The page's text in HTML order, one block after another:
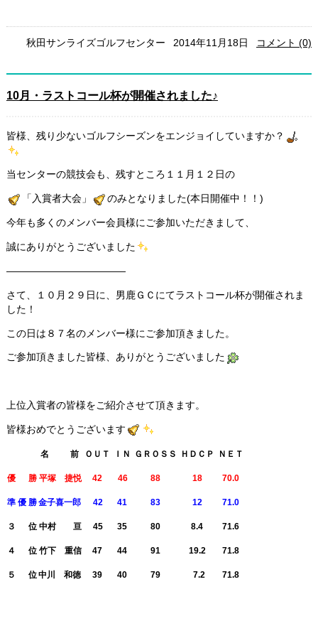
秋田サンライズゴルフセンター 2014年11月18日 コメント (0)
10月・ラストコール杯が開催されました♪
皆様、残り少ないゴルフシーズンをエンジョイしていますか？
当センターの競技会も、残すところ１１月１２日の
「入賞者大会」 のみとなりました(本日開催中！！)
今年も多くのメンバー会員様にご参加いただきまして、
誠にありがとうございました
――――――――――――
さて、１０月２９日に、男鹿ＧＣにてラストコール杯が開催されま
した！
この日は８７名のメンバー様にご参加頂きました。
ご参加頂きました皆様、ありがとうございました
上位入賞者の皆様をご紹介させて頂きます。
皆様おめでとうございます
名 前 ＯＵＴ ＩＮ ＧＲＯＳＳ ＨＤＣＰ ＮＥＴ
優 勝 平塚 捷悦 42 46 88 18 70.0
準 優 勝金子喜一郎 42 41 83 12 71.0
３ 位 中村 亘 45 35 80 8.4 71.6
４ 位 竹下 重信 47 44 91 19.2 71.8
５ 位中川 和徳 39 40 79 7.2 71.8